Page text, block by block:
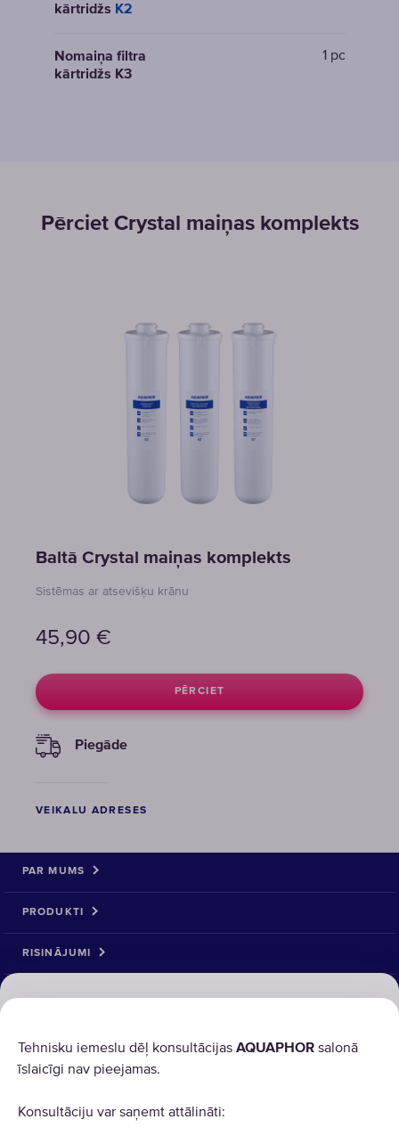
kārtridžs K2
Nomaiņa filtra
kārtridžs K3
1 pc
Pērciet Crystal maiņas komplekts
Baltā Crystal maiņas komplekts
Sistēmas ar atsevišķu krānu
45,90 €
PĒRCIET
Piegāde
VEIKALU ADRESES
(cookies)
Lai mūsu vietnes darbotos pareizi, tām ir nepieciešamas
izmantojam arī patentētas un trešo pušu sīkdatnes un
Tehnisku iemeslu dēļ konsultācijas AQUAPHOR salonā
īslaicīgi nav pieejamas.
Konsultāciju var saņemt attālināti:
PAR MUMS
PRODUKTI
RISINĀJUMI